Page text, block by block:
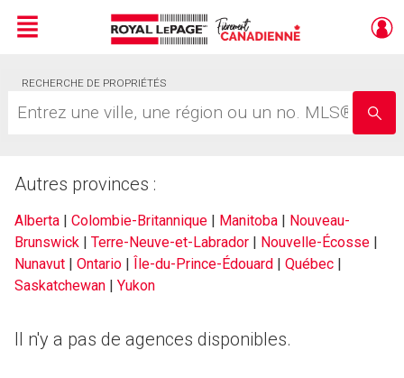
Live
En Direct
Menu
RECHERCHE DE PROPRIÉTÉS
une
ou
no.
MLS®
Autres provinces :
Alberta | Colombie-Britannique | Manitoba | Nouveau-
Brunswick | Terre-Neuve-et-Labrador | Nouvelle-Écosse |
Nunavut | Ontario | Île-du-Prince-Édouard | Québec |
Saskatchewan | Yukon
Il n'y a pas de agences disponibles.